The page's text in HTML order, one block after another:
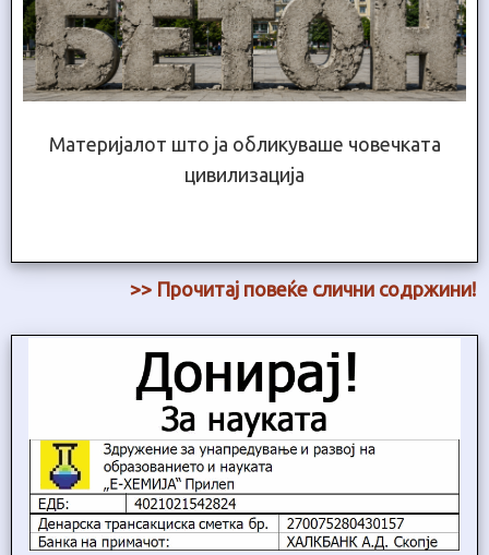
Материјалот што ја обликуваше човечката
цивилизација
>> Прочитај повеќе слични содржини!